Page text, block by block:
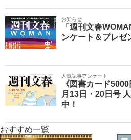
お知らせ
「週刊文春
ンケート＆プレゼ
人気記事アンケート
《図書カード
月13日・20日号
中！
おすすめ一覧